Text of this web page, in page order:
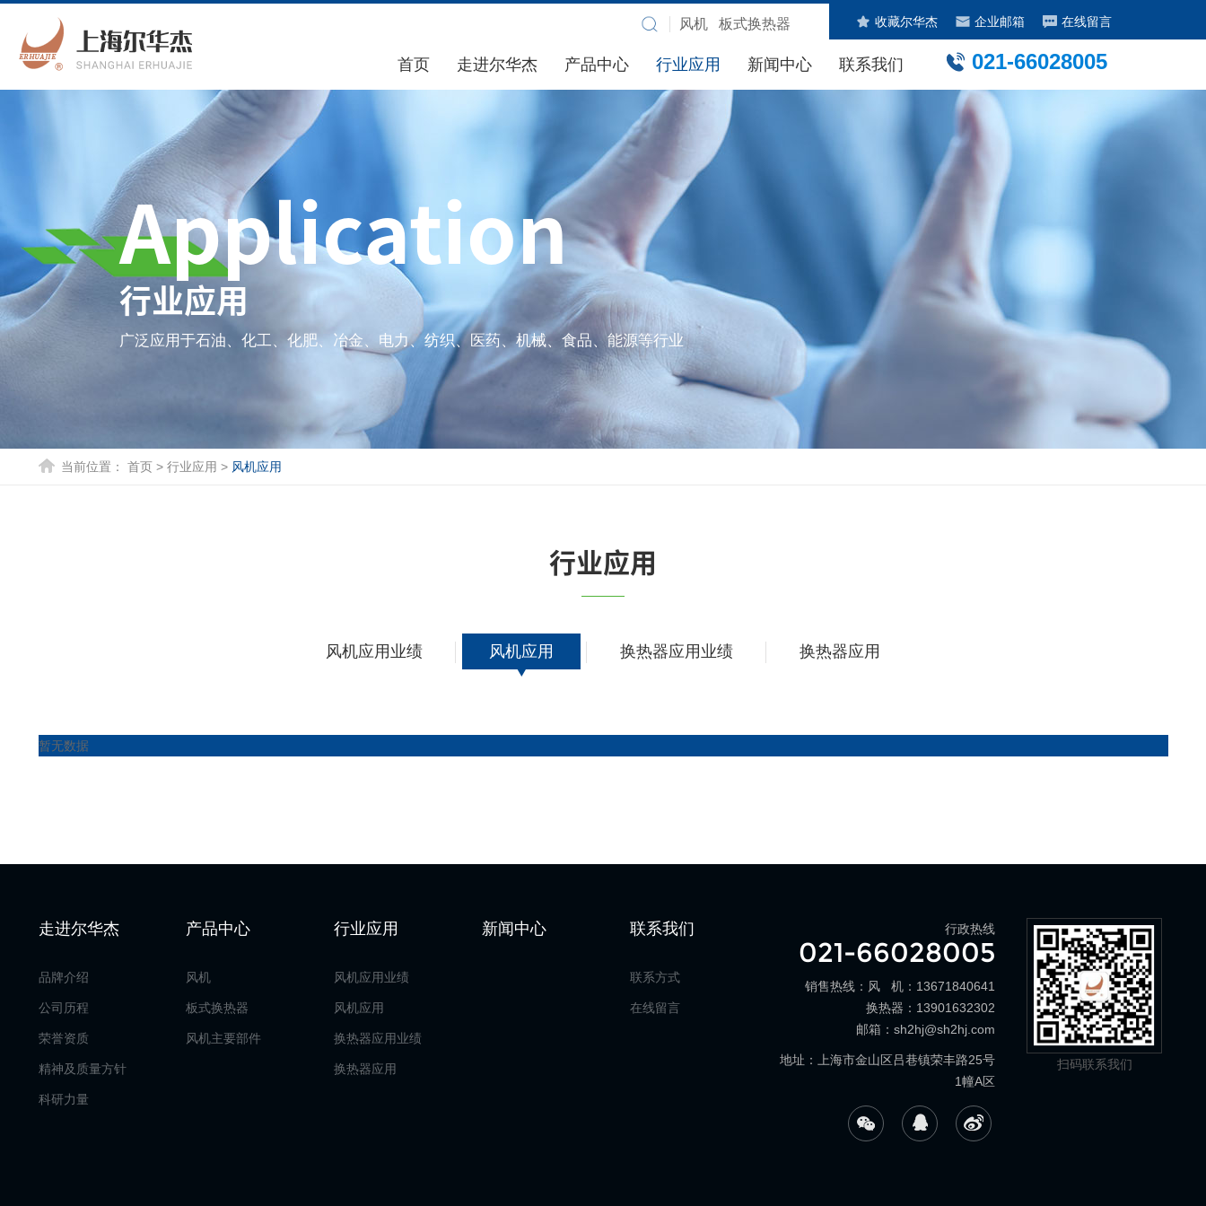
收藏尔华杰 企业邮箱 在线留言
021-66028005
首页 走进尔华杰 产品中心 行业应用 新闻中心 联系我们
Application
行业应用
广泛应用于石油、化工、化肥、冶金、电力、纺织、医药、机械、食品、能源等行业
当前位置： 首页> 行业应用 > 风机应用
行业应用
风机应用业绩 风机应用 换热器应用业绩 换热器应用
暂无数据
走进尔华杰
品牌介绍
公司历程
荣誉资质
精神及质量方针
科研力量
产品中心
风机
板式换热器
风机主要部件
行业应用
风机应用业绩
风机应用
换热器应用业绩
换热器应用
新闻中心 联系我们
联系方式
在线留言
行政热线
021-66028005
销售热线：风 机：13671840641
换热器：13901632302
邮箱：sh2hj@sh2hj.com
地址：上海市金山区吕巷镇荣丰路25号
1幢A区
扫码联系我们